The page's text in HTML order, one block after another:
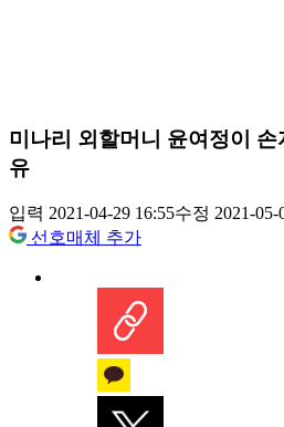
미나리 외할머니 윤여정이 손
유
입력 2021-04-29 16:55수정 2021-05-
선호매체 추가